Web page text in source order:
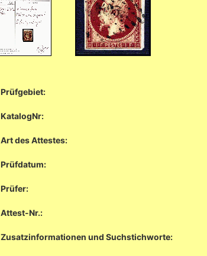
Prüfgebiet:
KatalogNr:
Art des Attestes:
Prüfdatum:
Prüfer:
Attest-Nr.:
Zusatzinformationen und Suchstichworte: